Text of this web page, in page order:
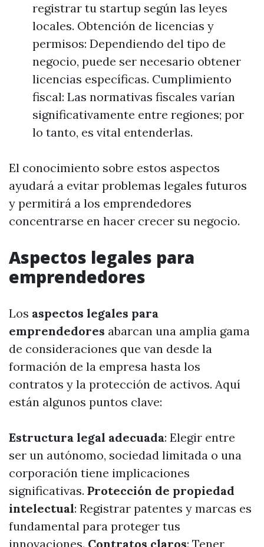
registrar tu startup según las leyes
locales. Obtención de licencias y
permisos: Dependiendo del tipo de
negocio, puede ser necesario obtener
licencias específicas. Cumplimiento
fiscal: Las normativas fiscales varían
significativamente entre regiones; por
lo tanto, es vital entenderlas.
El conocimiento sobre estos aspectos
ayudará a evitar problemas legales futuros
y permitirá a los emprendedores
concentrarse en hacer crecer su negocio.
Aspectos legales para
emprendedores
Los aspectos legales para
emprendedores abarcan una amplia gama
de consideraciones que van desde la
formación de la empresa hasta los
contratos y la protección de activos. Aquí
están algunos puntos clave:
Estructura legal adecuada: Elegir entre
ser un autónomo, sociedad limitada o una
corporación tiene implicaciones
significativas. Protección de propiedad
intelectual: Registrar patentes y marcas es
fundamental para proteger tus
innovaciones. Contratos claros: Tener